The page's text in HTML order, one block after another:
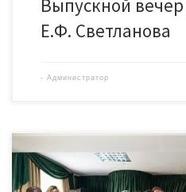
Выпускной
Е.Ф. Светланова
- Администратор